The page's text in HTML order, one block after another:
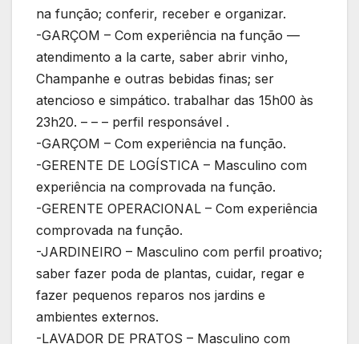
na função; conferir, receber e organizar.
-GARÇOM – Com experiência na função —
atendimento a la carte, saber abrir vinho,
Champanhe e outras bebidas finas; ser
atencioso e simpático. trabalhar das 15h00 às
23h20. – – – perfil responsável .
-GARÇOM – Com experiência na função.
-GERENTE DE LOGÍSTICA – Masculino com
experiência na comprovada na função.
-GERENTE OPERACIONAL – Com experiência
comprovada na função.
-JARDINEIRO – Masculino com perfil proativo;
saber fazer poda de plantas, cuidar, regar e
fazer pequenos reparos nos jardins e
ambientes externos.
-LAVADOR DE PRATOS – Masculino com